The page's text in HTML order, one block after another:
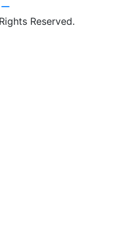
Reserved.